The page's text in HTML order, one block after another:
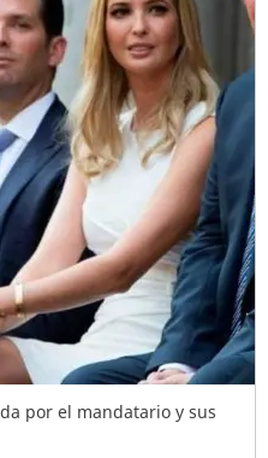
por el mandatario y sus